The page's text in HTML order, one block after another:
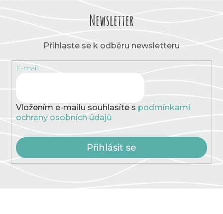
Newsletter
Přihlaste se k odběru newsletteru
E-mail
Vložením e-mailu souhlasíte s podmínkami
ochrany osobních údajů
Přihlásit se